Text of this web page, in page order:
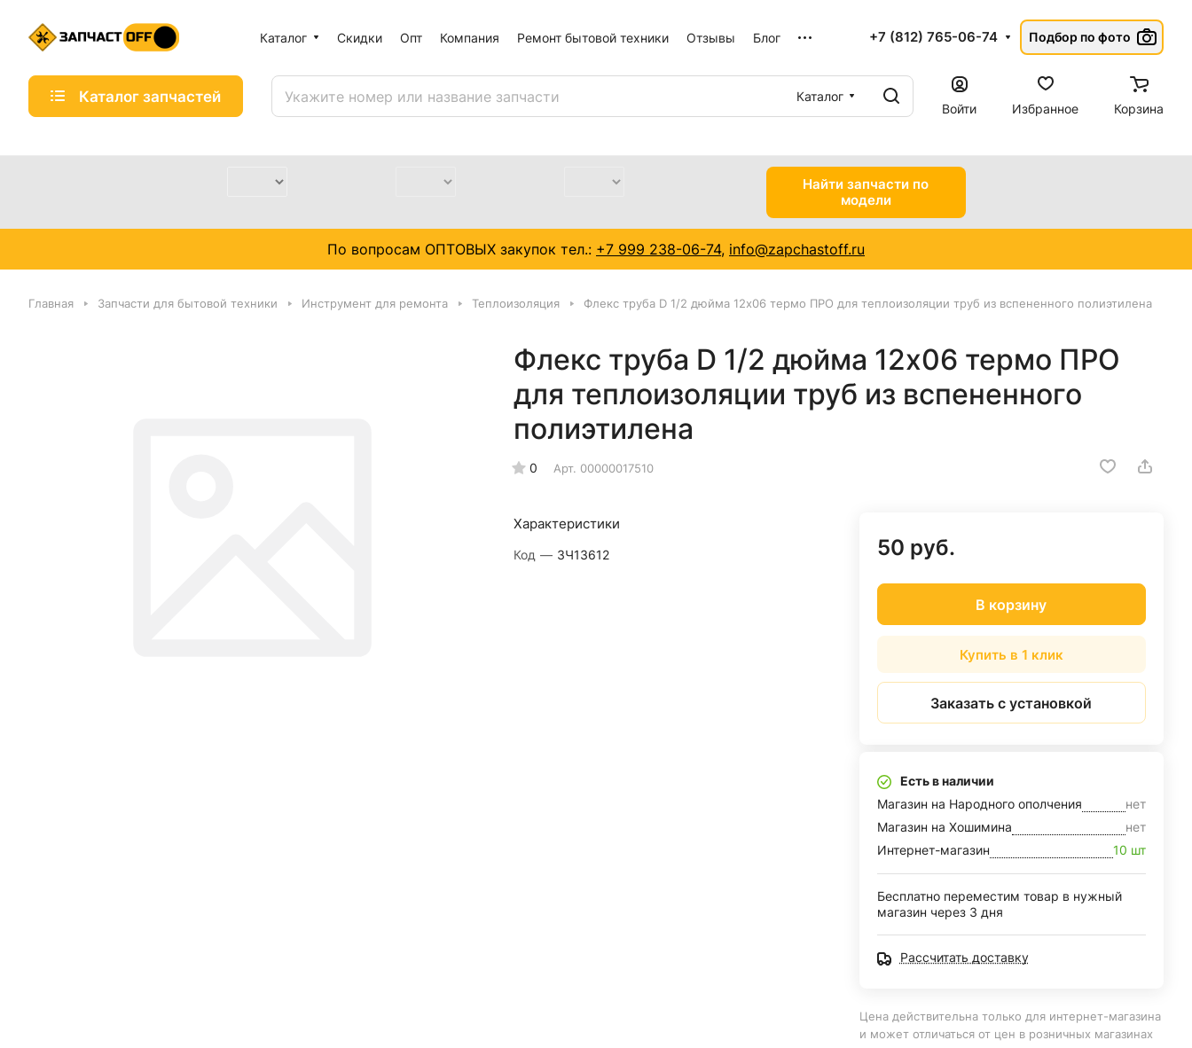
Каталог Скидки Опт Компания Ремонт бытовой техники Отзывы Блог +7 (812) 765-06-74 Подбор по фото
Каталог запчастей
Каталог
Войти
Избранное Корзина
Найти запчасти по
модели
По вопросам ОПТОВЫХ закупок тел.: +7 999 238-06-74, info@zapchastoff.ru
Главная Запчасти для бытовой техники Инструмент для ремонта Теплоизоляция Флекс труба D 1/2 дюйма 12x06 термо ПРО для теплоизоляции труб из вспененного полиэтилена
Флекс труба D 1/2 дюйма 12x06 термо ПРО
для теплоизоляции труб из вспененного
полиэтилена
0 Арт. 00000017510
Характеристики
Код — ЗЧ13612 50 руб.
В корзину
Купить в 1 клик
Заказать с установкой
Есть в наличии
Магазин на Народного ополчения
нет
Магазин на Хошимина
нет
Интернет-магазин
10 шт
Бесплатно переместим товар в нужный
магазин через 3 дня
Рассчитать доставку
Цена действительна только для интернет-магазина
и может отличаться от цен в розничных магазинах